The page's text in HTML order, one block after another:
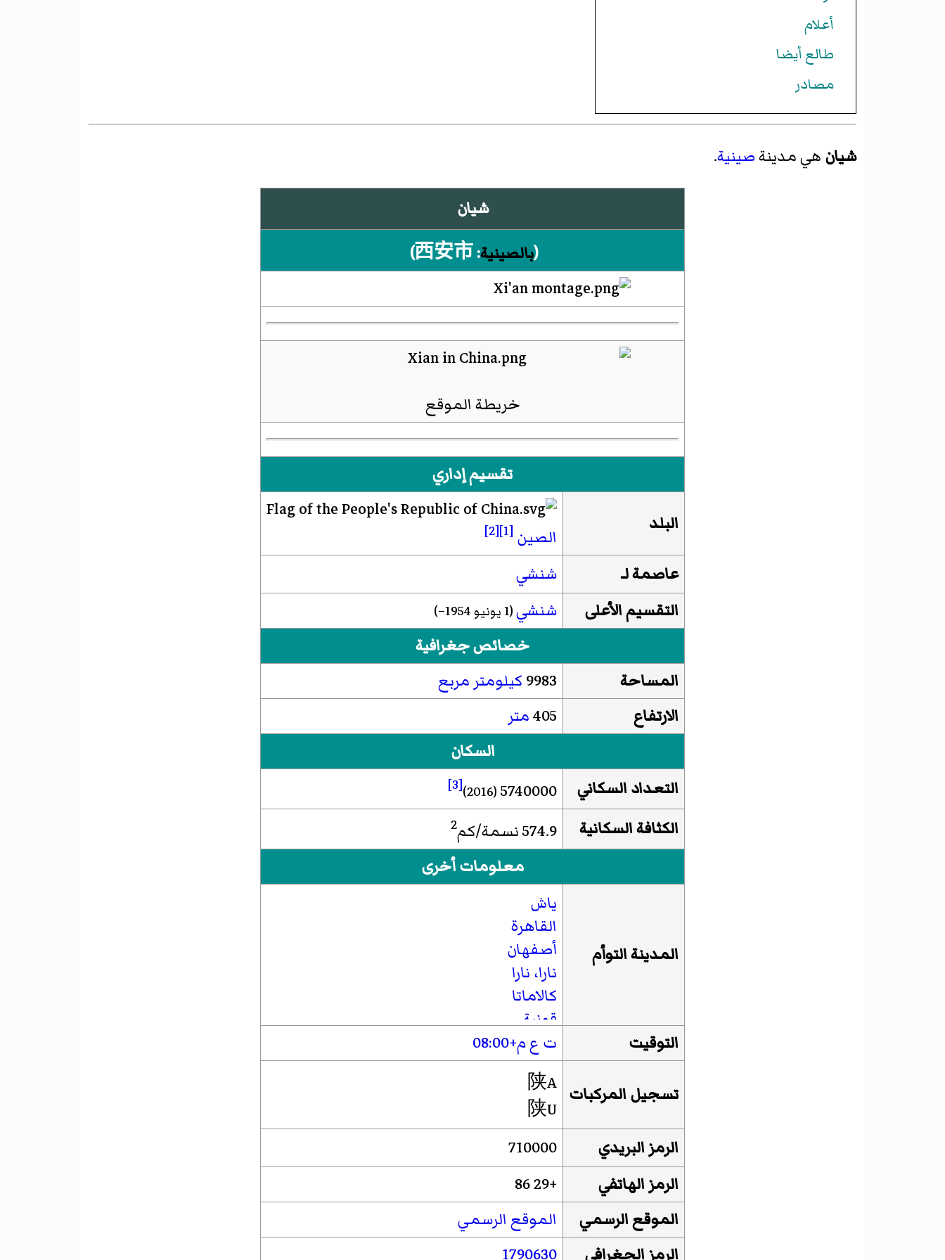
أعلام
طالع أيضا
مصادر
شيان هي مدينةصينية.
شيان
(بالصينية:
西安市
)‏
خريطة الموقع
تقسيم إداري
البلد
الصين [1]
[2]
عاصمة لـ
شنشي
التقسيم الأعلى
شنشي(1 يونيو 1954–)
خصائص جغرافية
المساحة
9983 كيلومتر مربع
الارتفاع
405متر
السكان
التعداد السكاني
5740000
(2016)
[3]
الكثافة السكانية 574.9 نسمة/كم 2
معلومات أخرى
المدينة التوأم
ياش
القاهرة
أصفهان
نارا، نارا
كالاماتا
قونية
جدة
لور هوت
إدنبرة
دورتموند
لاهور
فوناباشي، تشيبا
غيونغجو
دنيبرو
إسطنبول
برازيليا
التوقيت ت ع م+08:00
تسجيل المركبات 陕A
陕U
الرمز البريدي
710000
الرمز الهاتفي
+86 29
الموقع الرسمي
الموقع الرسمي
الرمز الجغرافي
1790630